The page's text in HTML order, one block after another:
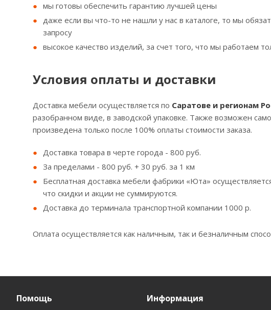
мы готовы обеспечить гарантию лучшей цены
даже если вы что-то не нашли у нас в каталоге, то мы
запросу
высокое качество изделий, за счет того, что мы работаем
Условия оплаты и доставки
Доставка мебели осуществляется по Саратове и регионам
разобранном виде, в заводской упаковке. Также возможен
произведена только после 100% оплаты стоимости заказа.
Доставка товара в черте города - 800 руб.
За пределами - 800 руб. + 30 руб. за 1 км
Бесплатная доставка мебели фабрики «Юта»
что скидки и акции не суммируются.
Доставка до терминала транспортной компании 1000 р.
Оплата осуществляется как наличным, так и безналичным
Помощь Информация